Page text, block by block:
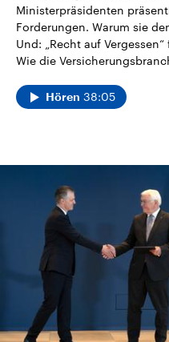
Ministerpräsidenten
Forderungen. Warum sie
Und: „Recht auf
Wie die
Hören 38:05